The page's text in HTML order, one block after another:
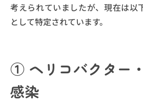
考えられていましたが、現在は以
として特定されています。
① ヘリコバクター
感染